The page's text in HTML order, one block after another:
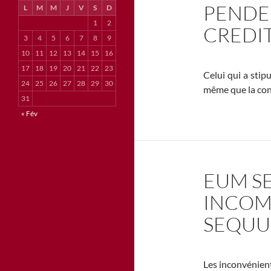
Celui qui a
même que la
EUM
Les
L M M J V S
D
1
2
3
4 5 6 7 8
9
10
11 12 13 14 15
16
17
18 19 20 21 22 23
24 25 26 27 28 29
30
31
« Fév